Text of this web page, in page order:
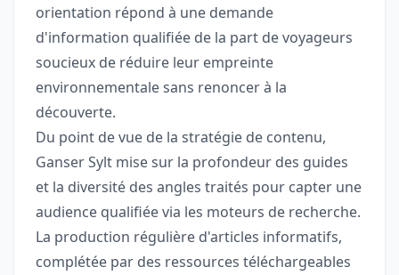
orientation répond à une demande
d'information qualifiée de la part de voyageurs
soucieux de réduire leur empreinte
environnementale sans renoncer à la
découverte.
Du point de vue de la stratégie de contenu,
Ganser Sylt mise sur la profondeur des guides
et la diversité des angles traités pour capter une
audience qualifiée via les moteurs de recherche.
La production régulière d'articles informatifs,
complétée par des ressources téléchargeables